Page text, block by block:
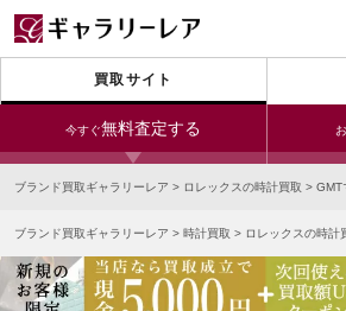
買取サイト
今すぐ無料査定する
24時間受付（対応時間
宅配買取を申し
無料の宅配キットをお届
銀座本店 青山表参道店
小田急新宿店 LAB東京
ブランド買取ギャラリーレア > ロレックスの時計買取 > GMT
ブランド買取ギャラリーレア > 時計買取 > ロレックスの時計